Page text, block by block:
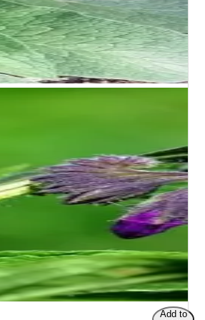
Add to